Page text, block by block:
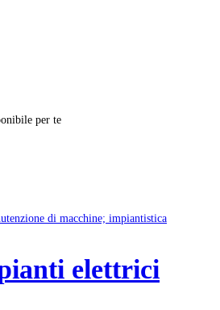
per te
di macchine; impiantistica
elettrici